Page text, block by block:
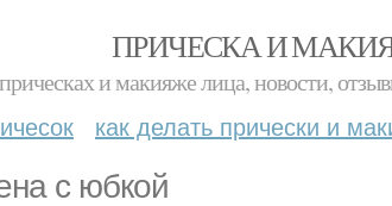
ПРИЧЕСКА И
и макияже лица, новости,
как делать прически и
с юбкой